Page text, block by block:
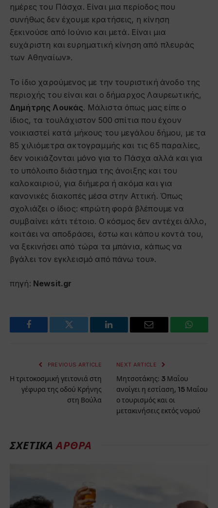
ημέρες του Πάσχα. Είναι μια περίοδος που
συνήθως δεν έχουμε κρατήσεις, η κίνηση
ξεκινούσε από Ιούνιο και μετά. Είναι μια
ευχάριστη και ευρηματική κίνηση από πλευράς
των Αθηναίων».
Το ίδιο χαρούμενος με την τουριστική άνοδο της
περιοχής του είναι και ο δήμαρχος Λαυρεωτικής,
Δημήτρης Λουκάς. Μάλιστα όπως μας είπε ο
ίδιος, τα τουλάχιστον 500 σπίτια που έχουν
νοικιαστεί κατά μήκους του μεγάλου δήμου, με τα
85 χιλιόμετρα ακτογραμμής και τις 65 παραλίες,
δεν νοικιάζονται μόνο για το Πάσχα αλλά και για
το υπόλοιπο διάστημα της άνοιξης και του
καλοκαιριού, για διήμερα ή ακόμα και για
κανονικές διακοπές μέσα στην Αττική. Όπως
σχολιάζει ο ίδιος: «πρώτη φορά βλέπουμε να
συμβαίνει κάτι τέτοιο. Ο κόσμος δεν αντέχει άλλο,
κοιτάει να αποδράσει, έστω και κάπου κοντά του,
να ξεκινήσει από τώρα τα μπάνια, κάπως να
βγάλει τον εγκλεισμό από πάνω του».
πηγή: Newsit.gr
Facebook Twitter LinkedIn Email
PREVIOUS ARTICLE
Η τριτοκοσμική γειτονιά στη
γέφυρα της οδού Κρήνης
στη Βούλα
NEXT ARTICLE
Μητσοτάκης: 3 Μαΐου
ανοίγει η εστίαση, 15 Μαΐου
ο τουρισμός και οι
μετακινήσεις εκτός νομού
ΣΧΕΤΙΚΑΑΡΘΡΑ